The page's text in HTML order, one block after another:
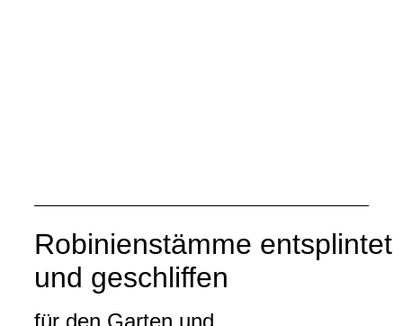
Robinienstämme entsplintet
und geschliffen